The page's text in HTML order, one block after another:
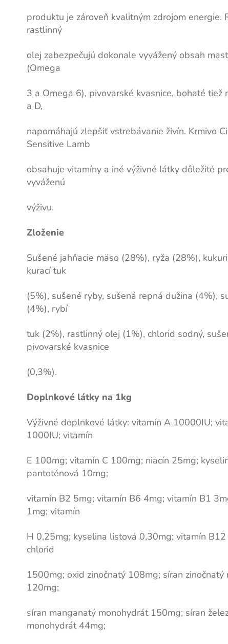
produktu je zároveň kvalitným zdrojom energie.
rastlinný
olej zabezpečujú dokonale vyvážený obsah
(Omega
3 a Omega 6), pivovarské kvasnice, bohaté tiež
a D,
napomáhajú zlepšiť vstrebávanie živín. Krmivo
Sensitive Lamb
obsahuje vitamíny a iné výživné látky dôležité
vyváženú
výživu.
Zloženie
Sušené jahňacie mäso (28%), ryža (28%),
kurací tuk
(5%), sušené ryby, sušená repná dužina (4%),
(4%), rybí
tuk (2%), rastlinný olej (1%), chlorid sodný,
pivovarské kvasnice
(0,3%).
Doplnkové látky na 1kg
Výživné doplnkové látky: vitamín A 10000IU;
1000IU; vitamín
E 100mg; vitamín C 100mg; niacín 25mg;
pantoténová 10mg;
vitamín B2 5mg; vitamín B6 4mg; vitamín B1
1mg; vitamín
H 0,25mg; kyselina listová 0,30mg; vitamín
chlorid
1500mg; oxid zinočnatý 108mg; síran zinočnatý
120mg;
síran manganatý monohydrát 150mg; síran
monohydrát 44mg;